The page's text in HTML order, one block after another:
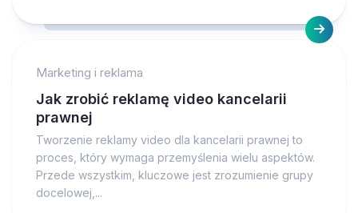
Marketing i reklama
Jak zrobić reklamę video kancelarii
prawnej
Tworzenie reklamy video dla kancelarii prawnej to
proces, który wymaga przemyślenia wielu aspektów.
Przede wszystkim, kluczowe jest zrozumienie grupy
docelowej,...